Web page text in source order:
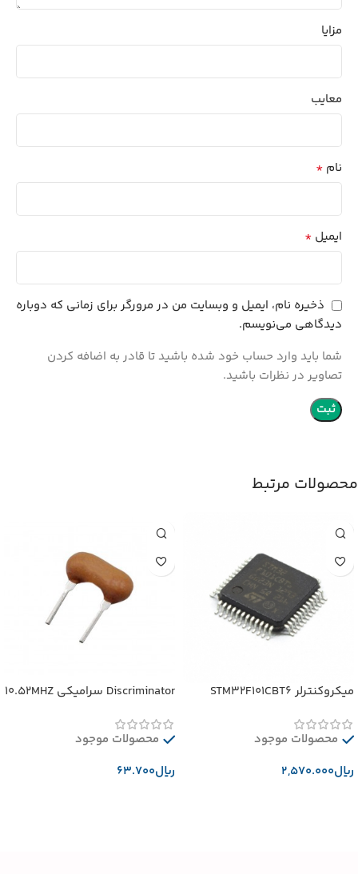
مزایا
معایب
نام *
ایمیل *
ذخیره نام، ایمیل و وبسایت من در مرورگر برای زمانی که دوباره
دیدگاهی می‌نویسم.
شما باید وارد حساب خود شده باشید تا قادر به اضافه کردن
تصاویر در نظرات باشید.
محصولات مرتبط
میکروکنترلر STM32F101CBT6
محصولات موجود
﷼
Discriminator سرامیکی 10.52MHZ
محصولات موجود
﷼